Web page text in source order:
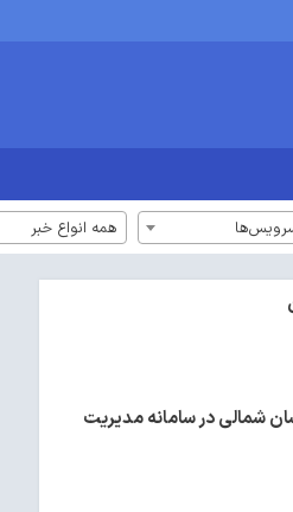
همه انواع خبر
شمالی در سامانه مدیریت